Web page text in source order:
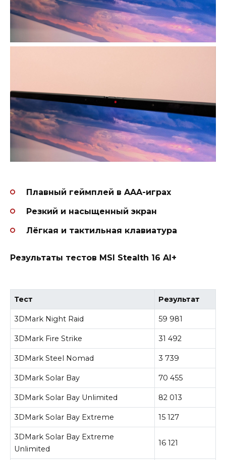
Плавный геймплей в AAA-играх
Резкий и насыщенный экран
Лёгкая и тактильная клавиатура
Результаты тестов MSI Stealth 16 AI+
Тест Результат
3DMark Night Raid 59 981
3DMark Fire Strike 31 492
3DMark Steel Nomad 3 739
3DMark Solar Bay 70 455
3DMark Solar Bay Unlimited 82 013
3DMark Solar Bay Extreme 15 127
3DMark Solar Bay Extreme
Unlimited
16 121